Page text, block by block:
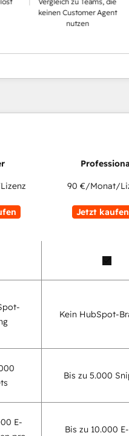
keinen Customer Agent
90 €/Monat/
Jetzt kaufen
Kein HubSpot-
Bis zu 5.000
E-
Bis zu 10.000